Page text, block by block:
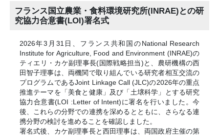
フランス国立農業・食料環境研究所(INRAE)との研
究協力合意書(LOI)署名式
2026年3月31日、フランス共和国のNational Research
Institute for Agriculture, Food and Environment (INRAE)の
ティエリ・カケ副理事長(国際戦略担当)と、農研機構の西
田智子理事は、両機関で取り組んでいる研究者相互交流の
プログラムであるJoint Linkage Call (JLC)の2026年の重点
推進テーマを「美食と健康」及び「土壌科学」とする研究
協力合意書(LOI :Letter of Intent)に署名を行いました。今
後、これらの分野での連携を深めるとともに、さらなる連
携分野の検討を進めることを確認しました。
署名式後、カケ副理事長と西田理事は、両国政府主催の第